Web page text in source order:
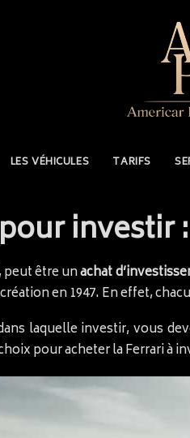
LES VÉHICULES TARIFS
investir
peut être unachat
en 1947. En effet,
laquelle investir, vous
pour acheter la Ferrari à